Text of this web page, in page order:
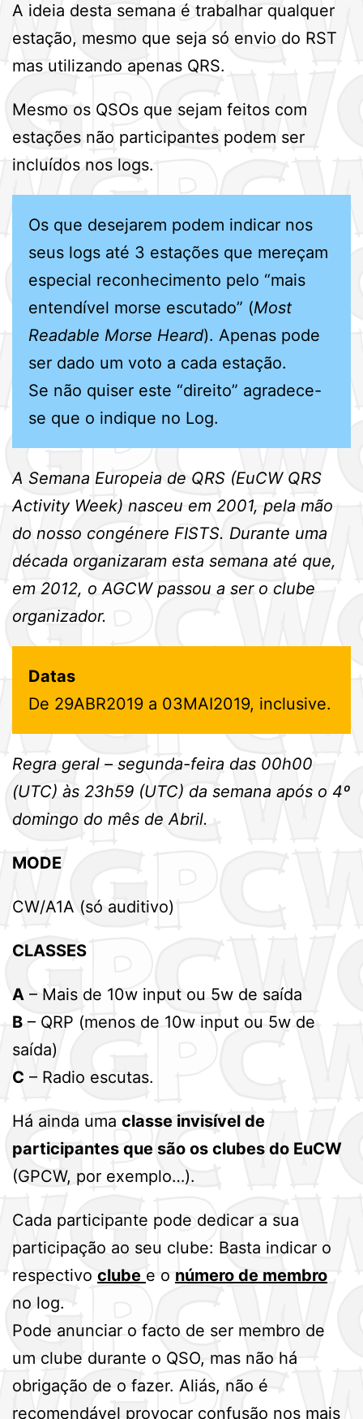
A ideia desta semana é trabalhar qualquer
estação, mesmo que seja só envio do RST
mas utilizando apenas QRS.
Mesmo os QSOs que sejam feitos com
estações não participantes podem ser
incluídos nos logs.
Os que desejarem podem indicar nos
seus logs até 3 estações que mereçam
especial reconhecimento pelo “mais
entendível morse escutado” (Most
Readable Morse Heard). Apenas pode
ser dado um voto a cada estação.
Se não quiser este “direito” agradece-
se que o indique no Log.
A Semana Europeia de QRS (EuCW QRS
Activity Week) nasceu em 2001, pela mão
do nosso congénere FISTS. Durante uma
década organizaram esta semana até que,
em 2012, o AGCW passou a ser o clube
organizador.
Datas
De 29ABR2019 a 03MAI2019, inclusive.
Regra geral – segunda-feira das 00h00
(UTC) às 23h59 (UTC) da semana após o 4º
domingo do mês de Abril.
MODE
CW/A1A (só auditivo)
CLASSES
A – Mais de 10w input ou 5w de saída
B – QRP (menos de 10w input ou 5w de
saída)
C – Radio escutas.
Há ainda uma classe invisível de
participantes que são os clubes do EuCW
(GPCW, por exemplo…).
Cada participante pode dedicar a sua
participação ao seu clube: Basta indicar o
respectivo clube e o número de membro
no log.
Pode anunciar o facto de ser membro de
um clube durante o QSO, mas não há
obrigação de o fazer. Aliás, não é
recomendável provocar confusão nos mais